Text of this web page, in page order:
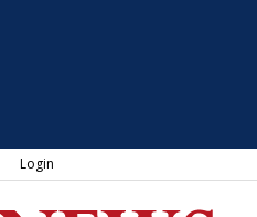
Login